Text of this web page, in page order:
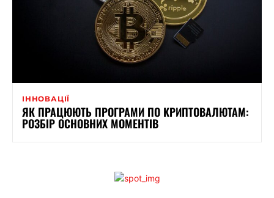
ІННОВАЦІЇ
ЯК ПРАЦЮЮТЬ ПРОГРАМИ ПО КРИПТОВАЛЮТАМ:
РОЗБІР ОСНОВНИХ МОМЕНТІВ